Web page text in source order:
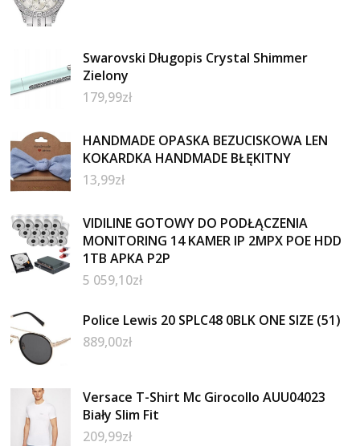
Swarovski Długopis Crystal Shimmer
Zielony
179,99zł
HANDMADE OPASKA BEZUCISKOWA LEN
KOKARDKA HANDMADE BŁĘKITNY
13,99zł
VIDILINE GOTOWY DO PODŁĄCZENIA
MONITORING 14 KAMER IP 2MPX POE HDD
1TB APKA P2P
5 059,10zł
Police Lewis 20 SPLC48 0BLK ONE SIZE (51)
889,00zł
Versace T-Shirt Mc Girocollo AUU04023
Biały Slim Fit
209,99zł